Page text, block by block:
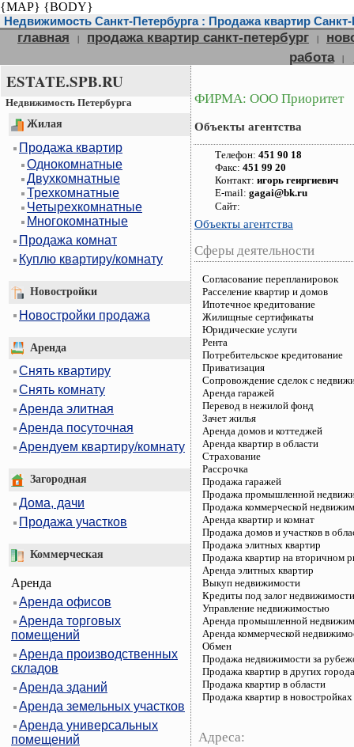
{MAP} {BODY}
Недвижимость Санкт-Петербурга : Продажа квартир
главная | продажа квартир санкт-петербург |
работа
|
ESTATE.SPB.RU
Недвижимость Петербурга
Жилая
Продажа квартир
Однокомнатные
Двухкомнатные
Трехкомнатные
Четырехкомнатные
Многокомнатные
Продажа комнат
Куплю квартиру/комнату
Новостройки
Новостройки продажа
Аренда
Снять квартиру
Снять комнату
Аренда элитная
Аренда посуточная
Арендуем квартиру/комнату
Загородная
Дома, дачи
Продажа участков
Коммерческая
Аренда
Аренда офисов
Аренда торговых
помещений
Аренда производственных
складов
Аренда зданий
Аренда земельных участков
Аренда универсальных
помещений
ФИРМА: ООО Приоритет
Объекты агентства
Телефон: 451 90 18
Факс: 451 99 20
Контакт: игорь геиргиевич
E-mail: gagai@bk.ru
Сайт:
Объекты агентства
Сферы деятельности
Согласование перепланировок
Расселение квартир и домов
Ипотечное кредитование
Жилищные сертификаты
Юридические услуги
Рента
Потребительское кредитование
Приватизация
Сопровождение сделок с
Аренда гаражей
Перевод в нежилой фонд
Зачет жилья
Аренда домов и коттеджей
Аренда квартир в области
Страхование
Рассрочка
Продажа гаражей
Продажа промышленной
Продажа коммерческой
Аренда квартир и комнат
Продажа домов и участков в
Продажа элитных квартир
Продажа квартир на вторичном
Аренда элитных квартир
Выкуп недвижимости
Кредиты под залог недвижимости
Управление недвижимостью
Аренда промышленной
Аренда коммерческой
Обмен
Продажа недвижимости за
Продажа квартир в других
Продажа квартир в области
Продажа квартир в новостройках
Адреса: